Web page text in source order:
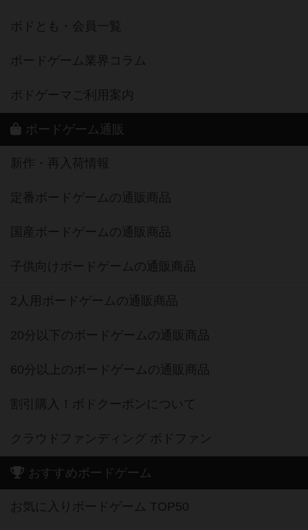
ボドとも・会員一覧
ボードゲーム業界コラム
ボドゲーマご利用案内
ボードゲーム通販
新作・再入荷情報
定番ボードゲームの通販商品
国産ボードゲームの通販商品
子供向けボードゲームの通販商品
2人用ボードゲームの通販商品
20分以下のボードゲームの通販商品
60分以上のボードゲームの通販商品
割引購入！ボドクーポンについて
クラウドファンディング ボドファン
おすすめボードゲーム
お気に入りボードゲーム TOP50